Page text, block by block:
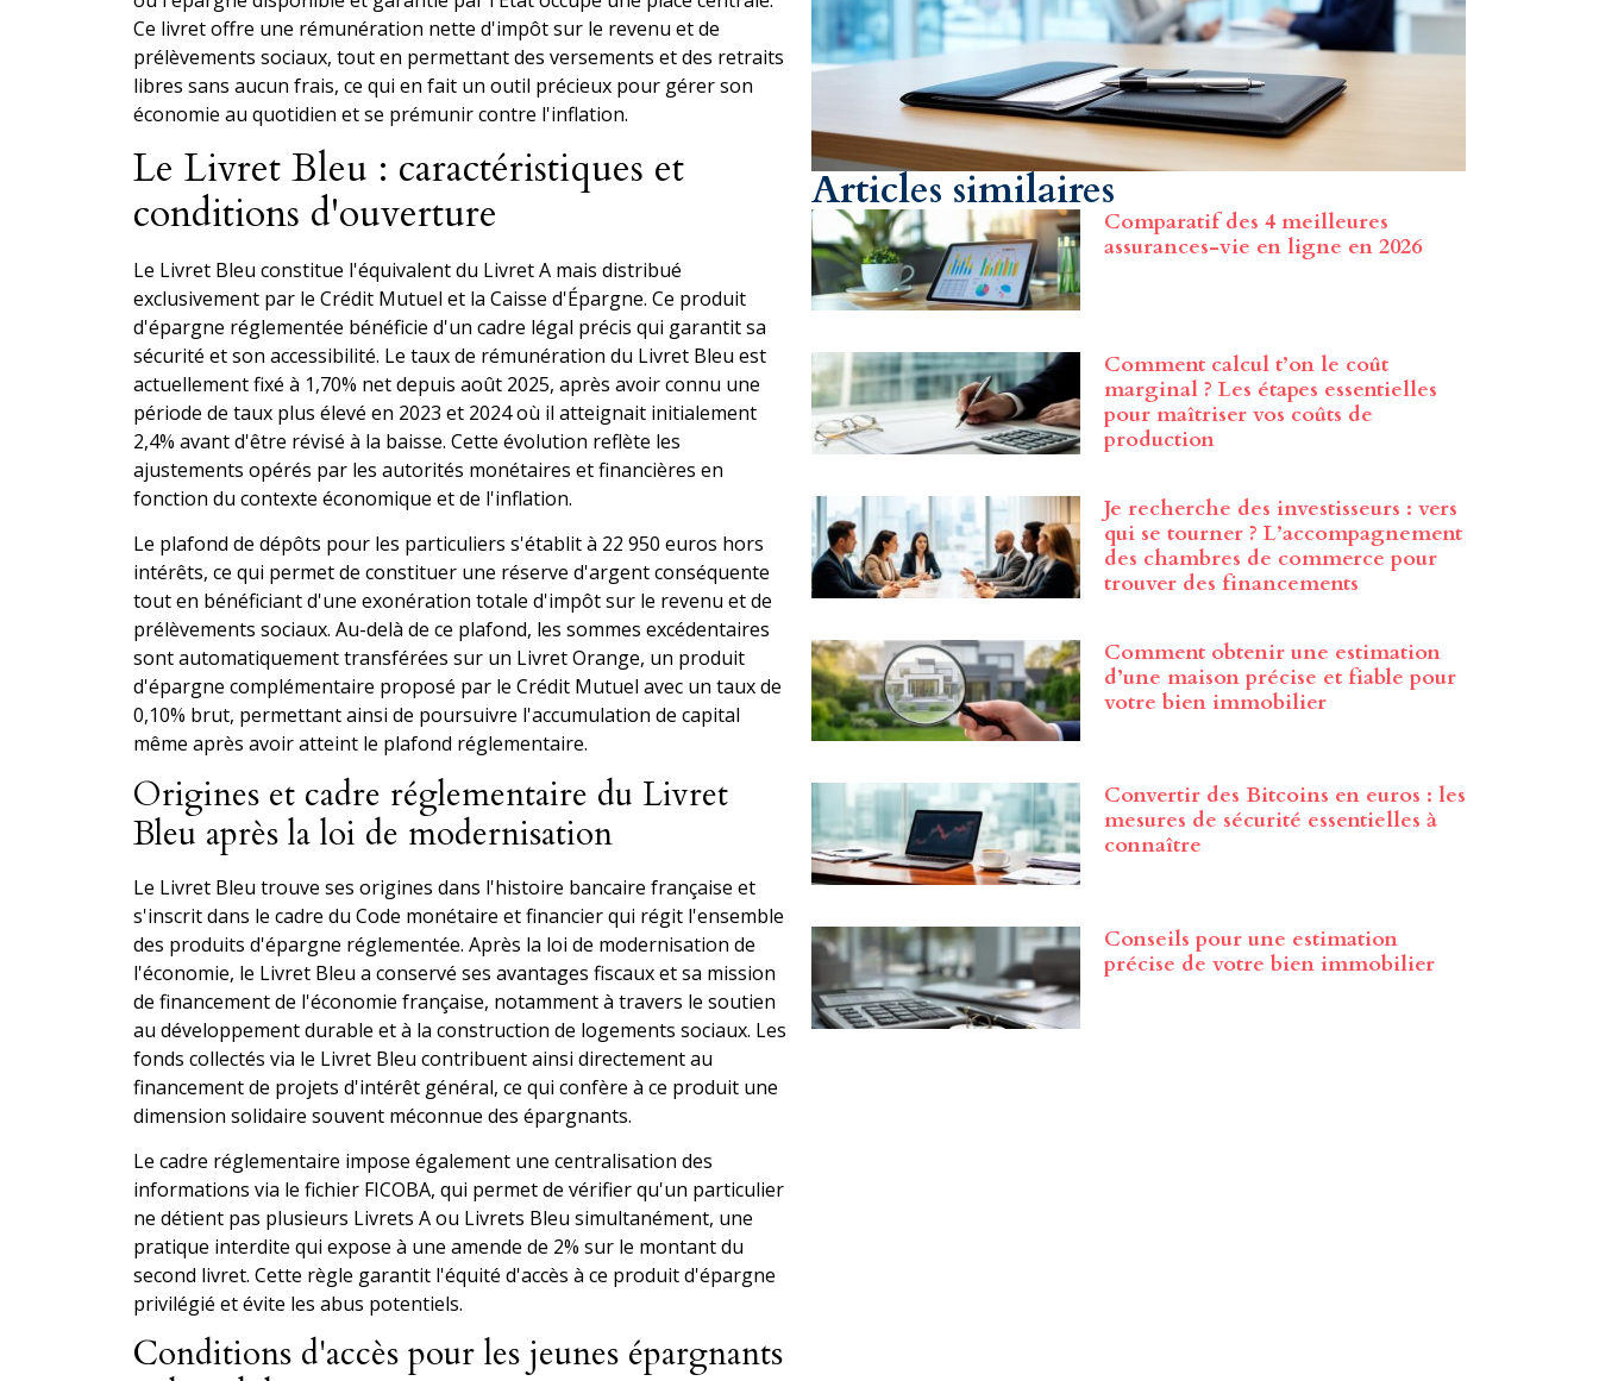
Ce livret offre une rémunération nette d'impôt sur le revenu et de
prélèvements sociaux, tout en permettant des versements et des retraits
libres sans aucun frais, ce qui en fait un outil précieux pour gérer son
économie au quotidien et se prémunir contre l'inflation.
Le Livret Bleu : caractéristiques et
conditions d'ouverture
Le Livret Bleu constitue l'équivalent du Livret A mais distribué
exclusivement par le Crédit Mutuel et la Caisse d'Épargne. Ce produit
d'épargne réglementée bénéficie d'un cadre légal précis qui garantit sa
sécurité et son accessibilité. Le taux de rémunération du Livret Bleu est
actuellement fixé à 1,70% net depuis août 2025, après avoir connu une
période de taux plus élevé en 2023 et 2024 où il atteignait initialement
2,4% avant d'être révisé à la baisse. Cette évolution reflète les
ajustements opérés par les autorités monétaires et financières en
fonction du contexte économique et de l'inflation.
Le plafond de dépôts pour les particuliers s'établit à 22 950 euros hors
intérêts, ce qui permet de constituer une réserve d'argent conséquente
tout en bénéficiant d'une exonération totale d'impôt sur le revenu et de
prélèvements sociaux. Au-delà de ce plafond, les sommes excédentaires
sont automatiquement transférées sur un Livret Orange, un produit
d'épargne complémentaire proposé par le Crédit Mutuel avec un taux de
0,10% brut, permettant ainsi de poursuivre l'accumulation de capital
même après avoir atteint le plafond réglementaire.
Origines et cadre réglementaire du Livret
Bleu après la loi de modernisation
Le Livret Bleu trouve ses origines dans l'histoire bancaire française et
s'inscrit dans le cadre du Code monétaire et financier qui régit l'ensemble
des produits d'épargne réglementée. Après la loi de modernisation de
l'économie, le Livret Bleu a conservé ses avantages fiscaux et sa mission
de financement de l'économie française, notamment à travers le soutien
au développement durable et à la construction de logements sociaux. Les
fonds collectés via le Livret Bleu contribuent ainsi directement au
financement de projets d'intérêt général, ce qui confère à ce produit une
dimension solidaire souvent méconnue des épargnants.
Le cadre réglementaire impose également une centralisation des
informations via le fichier FICOBA, qui permet de vérifier qu'un particulier
ne détient pas plusieurs Livrets A ou Livrets Bleu simultanément, une
pratique interdite qui expose à une amende de 2% sur le montant du
second livret. Cette règle garantit l'équité d'accès à ce produit d'épargne
privilégié et évite les abus potentiels.
Conditions d'accès pour les jeunes épargnants
Articles similaires
Comparatif des 4 meilleures
assurances-vie en ligne en 2026
Comment calcul t’on le coût
marginal ? Les étapes essentielles
pour maîtriser vos coûts de
production
Je recherche des investisseurs : vers
qui se tourner ? L’accompagnement
des chambres de commerce pour
trouver des financements
Comment obtenir une estimation
d’une maison précise et fiable pour
votre bien immobilier
Convertir des Bitcoins en euros : les
mesures de sécurité essentielles à
connaître
Conseils pour une estimation
précise de votre bien immobilier